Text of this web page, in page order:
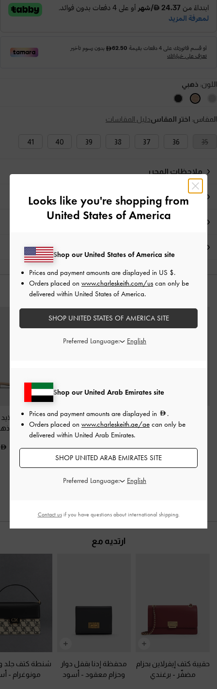
اللون: ذهبي
المقاس: اختر المقاسدليل المقاسات
35
36
37
38
39
40
41
ملاحظات المحرر
تفاصيل المنتج وتعليمات العناية
العروض الحصرية
قد يعجبك آيضاً
حذاء جايس مفتوح من
الخلف مصنوع من الجلد
ذهبي
550.00
أحذية روثي سلينغ باك
بكعب (بامبس) مزينة
بالترتر-ذهبي
400.00
275.00
خصم 31%
صنادل
الساتان
350.00
ارتديه مع
حقيبة كتف إيفرلاين بحزام
مضفّر - برغندي
محفظة إدنا بقفل دوار
وحزام معقود - أسود
شنطة كتف جلد
مونوغرام -
Looks like you're shopping from
United States of America
Shop our United Arab Emirates site
Prices and payment amounts are displayed in
.
Orders placed on www.charleskeith.ae/ae can only be
delivered within United Arab Emirates.
SHOP UNITED ARAB EMIRATES SITE
Preferred Language:
Shop our United States of America site
Prices and payment amounts are displayed in US $.
Orders placed on www.charleskeith.com/us can only be
delivered within United States of America.
SHOP UNITED STATES OF AMERICA SITE
Preferred Language:
Contact usif you have questions about international shipping.